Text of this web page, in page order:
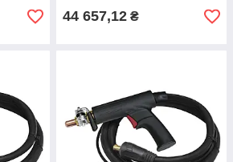
44 657,12 ₴